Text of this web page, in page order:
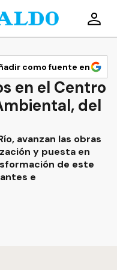
como fuente en
en el Centro
del
avanzan las obras
y puesta en
de este
e